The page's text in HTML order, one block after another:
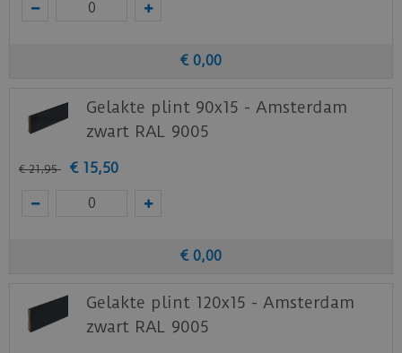
€ 0,00
Gelakte plint 90x15 - Amsterdam
zwart RAL 9005
€ 21,95 € 15,50
€ 0,00
Gelakte plint 120x15 - Amsterdam
zwart RAL 9005